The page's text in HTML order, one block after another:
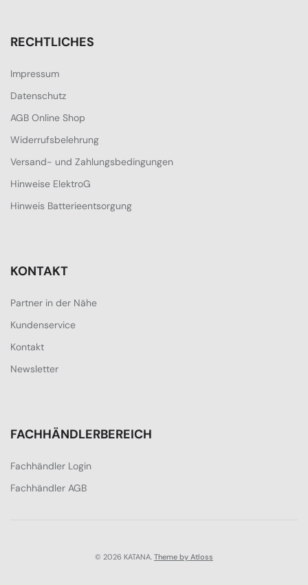
RECHTLICHES
Impressum
Datenschutz
AGB Online Shop
Widerrufsbelehrung
Versand- und Zahlungsbedingungen
Hinweise ElektroG
Hinweis Batterieentsorgung
KONTAKT
Partner in der Nähe
Kundenservice
Kontakt
Newsletter
FACHHÄNDLERBEREICH
Fachhändler Login
Fachhändler AGB
© 2026 KATANA. Theme by Atloss